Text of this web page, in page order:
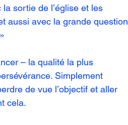
sortie de l’église et les
aussi avec la grande question
– la qualité la plus
Simplement
de vue l’objectif et aller
cela.